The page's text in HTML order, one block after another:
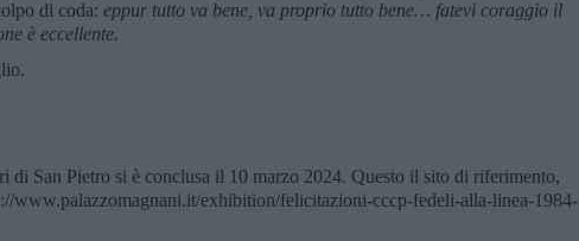
di coda: eppur tutto va bene, va proprio tutto bene… fatevi coraggio il
è eccellente.
di San Pietro si è conclusa il 10 marzo 2024. Questo il sito di riferimento,
www.palazzomagnani.it/exhibition/felicitazioni-cccp-fedeli-alla-linea-1984-